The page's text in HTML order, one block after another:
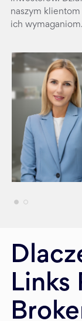
naszym
ich wymaganiom.
Links